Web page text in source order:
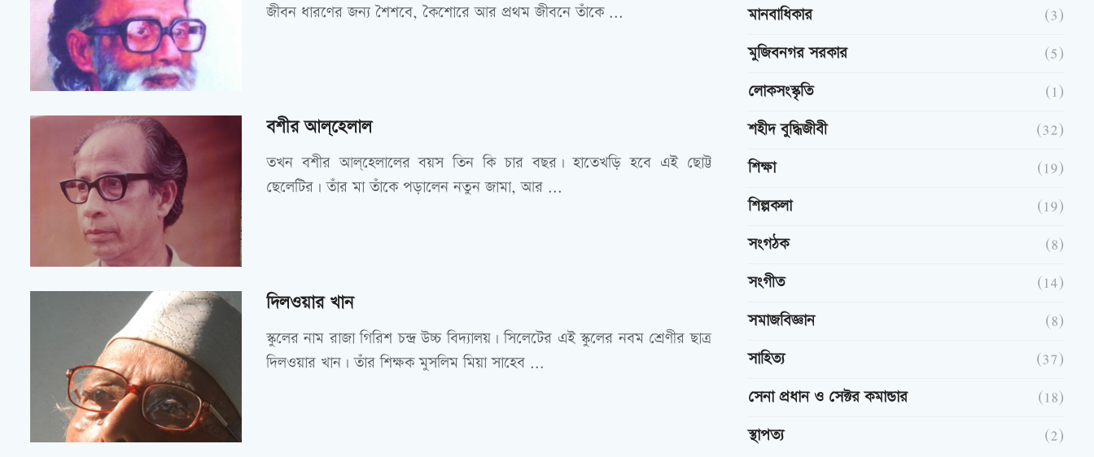
জীবন ধারণের জন্য শৈশবে, কৈশোরে আর প্রথম জীবনে তাঁকে ...
বশীর আল্‌হেলাল
তখন বশীর আল্‌হেলালের বয়স তিন কি চার বছর। হাতেখড়ি হবে এই ছোট্ট
ছেলেটির। তাঁর মা তাঁকে পড়ালেন নতুন জামা, আর ...
দিলওয়ার খান
স্কুলের নাম রাজা গিরিশ চন্দ্র উচ্চ বিদ্যালয়। সিলেটের এই স্কুলের নবম শ্রেণীর ছাত্র
দিলওয়ার খান। তাঁর শিক্ষক মুসলিম মিয়া সাহেব ...
মানবাধিকার
(3)
মুজিবনগর সরকার
(5)
লোকসংস্কৃতি
(1)
শহীদ বুদ্ধিজীবী
(32)
শিক্ষা
(19)
শিল্পকলা
(19)
সংগঠক
(8)
সংগীত
(14)
সমাজবিজ্ঞান
(8)
সাহিত্য
(37)
সেনা প্রধান ও সেক্টর কমান্ডার
(18)
স্থাপত্য
(2)